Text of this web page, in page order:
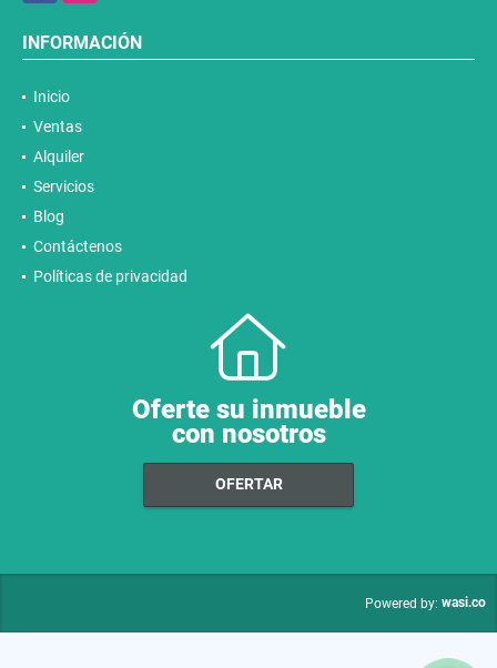
INFORMACIÓN
Inicio
Ventas
Alquiler
Servicios
Blog
Contáctenos
Políticas de privacidad
Oferte su inmueble
con nosotros
OFERTAR
Powered by: wasi.co